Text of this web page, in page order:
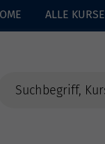
ALLE KURSE